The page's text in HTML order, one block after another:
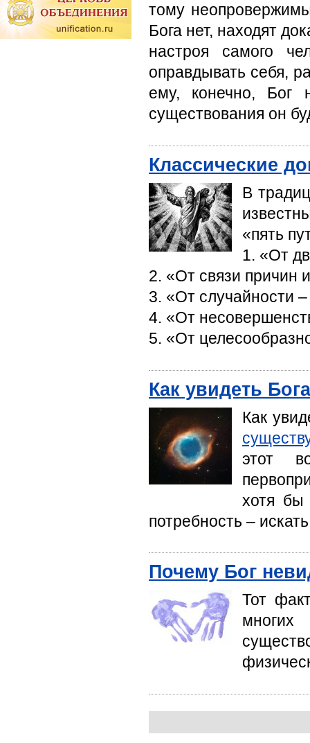
тому
Бога нет, находят
настроя самого
оправдывать себя,
ему, конечно, Бог
существования он
Классические
В
«пять
1. «От
2. «От связи причин
3. «От случайности
4. «От
5. «От
Как увидеть
Как
этот
хотя бы
потребность –
Почему Бог
Тот